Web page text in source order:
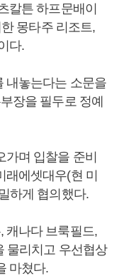
칼튼 하프문배이
몽타주 리조트,
다.
내놓는다는 소문을
장을 필두로 정예
가며 입찰을 준비
래에셋대우(현 미
하게 협의했다.
캐나다 브룩필드,
물리치고 우선협상
마쳤다.